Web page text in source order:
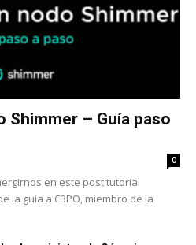
Shimmer – Guía paso
0
en este post tutorial
la guía a C3PO, miembro de la